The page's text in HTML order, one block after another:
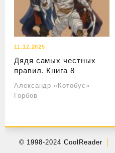
11.12.2025
Дядя самых честных
правил. Книга 8
Александр «Котобус»
Горбов
© 1998-2024 CoolReader